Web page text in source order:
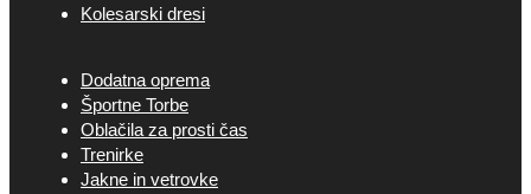
Kolesarski dresi
Dodatna oprema
Športne Torbe
Oblačila za prosti čas
Trenirke
Jakne in vetrovke